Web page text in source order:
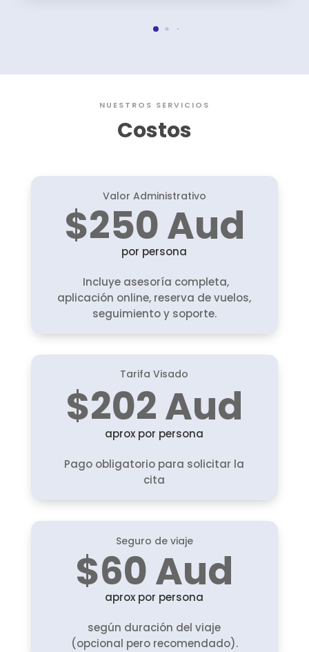
NUESTROS SERVICIOS
Costos
Valor Administrativo
$250 Aud
por persona
Incluye asesoría completa,
aplicación online, reserva de vuelos,
seguimiento y soporte.
Tarifa Visado
$202 Aud
aprox por persona
Pago obligatorio para solicitar la
cita
Seguro de viaje
$60 Aud
aprox por persona
según duración del viaje
(opcional pero recomendado).